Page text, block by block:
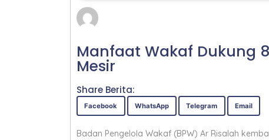
Manfaat Wakaf Dukung
Mesir
Share Berita:
Facebook WhatsApp Telegram Email
Badan Pengelola Wakaf (BPW) Ar Risalah